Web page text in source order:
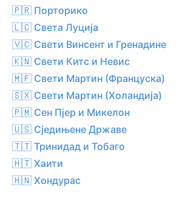
🇵🇷 Порторико
🇱🇨 Света Луција
🇻🇨 Свети Винсент и Гренадине
🇰🇳 Свети Китс и Невис
🇲🇫 Свети Мартин (Француска)
🇸🇽 Свети Мартин (Холандија)
🇵🇲 Сен Пјер и Микелон
🇺🇸 Сједињене Државе
🇹🇹 Тринидад и Тобаго
🇭🇹 Хаити
🇭🇳 Хондурас